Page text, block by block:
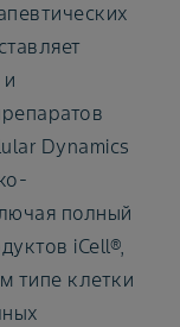
Dynamics
полный
iCell®,
типе клетки